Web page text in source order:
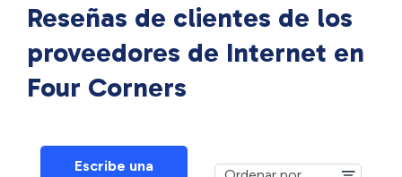
Reseñas de clientes de los
proveedores de Internet en
Four Corners
Escribe una